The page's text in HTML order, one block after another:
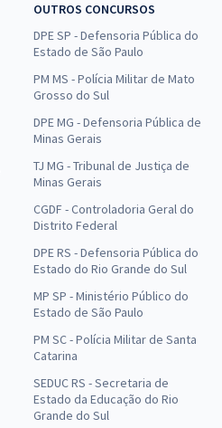
OUTROS CONCURSOS
DPE SP - Defensoria Pública do
Estado de São Paulo
PM MS - Polícia Militar de Mato
Grosso do Sul
DPE MG - Defensoria Pública de
Minas Gerais
TJ MG - Tribunal de Justiça de
Minas Gerais
CGDF - Controladoria Geral do
Distrito Federal
DPE RS - Defensoria Pública do
Estado do Rio Grande do Sul
MP SP - Ministério Público do
Estado de São Paulo
PM SC - Polícia Militar de Santa
Catarina
SEDUC RS - Secretaria de
Estado da Educação do Rio
Grande do Sul